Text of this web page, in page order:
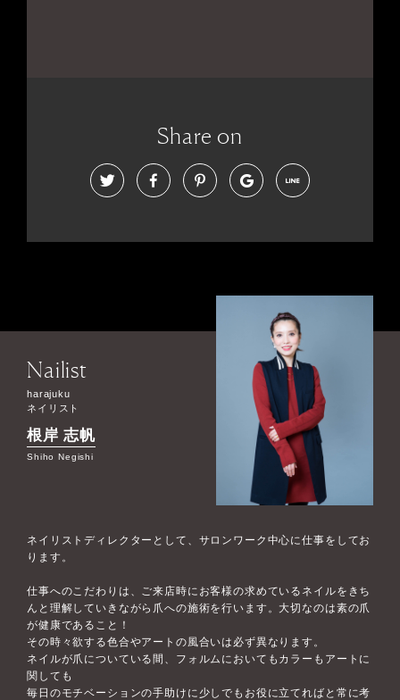
Share on
Nailist
harajuku
ネイリスト
根岸 志帆
Shiho Negishi
ネイリストディレクターとして、サロンワーク中心に仕事をしてお
ります。
仕事へのこだわりは、ご来店時にお客様の求めているネイルをきち
んと理解していきながら爪への施術を行います。大切なのは素の爪
が健康であること！
その時々欲する色合やアートの風合いは必ず異なります。
ネイルが爪についている間、フォルムにおいてもカラーもアートに
関しても
毎日のモチベーションの手助けに少しでもお役に立てればと常に考